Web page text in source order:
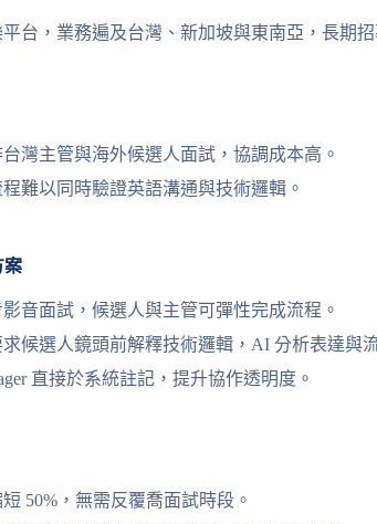
台，業務遍及台灣、新加坡與東南亞，長期
灣主管與海外候選人面試，協調成本高。
難以同時驗證英語溝通與技術邏輯。
案
音面試，候選人與主管可彈性完成流程。
候選人鏡頭前解釋技術邏輯，AI 分析表達與
直接於系統註記，提升協作透明度。
50%，無需反覆喬面試時段。